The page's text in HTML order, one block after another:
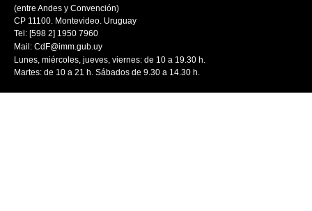
(entre Andes y Convención)
CP 11100. Montevideo. Uruguay
Tel: [598 2] 1950 7960
Mail: CdF@imm.gub.uy
Lunes, miércoles, jueves, viernes: de 10 a 19.30 h.
Martes: de 10 a 21 h. Sábados de 9.30 a 14.30 h.